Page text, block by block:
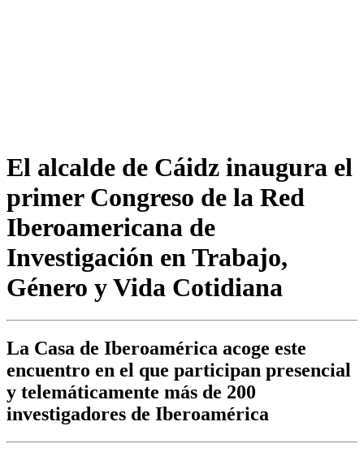
El alcalde de Cáidz inaugura el
primer Congreso de la Red
Iberoamericana de
Investigación en Trabajo,
Género y Vida Cotidiana
La Casa de Iberoamérica acoge este
encuentro en el que participan presencial
y telemáticamente más de 200
investigadores de Iberoamérica